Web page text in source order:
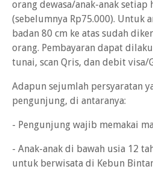
orang dewasa/anak-anak setiap
(sebelumnya Rp75.000). Untuk
badan 80 cm ke atas sudah
orang. Pembayaran dapat
tunai, scan Qris, dan debit visa/
Adapun sejumlah persyaratan
pengunjung, di antaranya:
- Pengunjung wajib memakai
- Anak-anak di bawah usia 12
untuk berwisata di Kebun